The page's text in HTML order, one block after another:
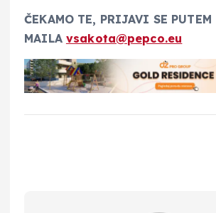
ČEKAMO TE, PRIJAVI SE PUTEM
MAILA vsakota@pepco.eu